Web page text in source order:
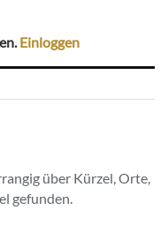
Einloggen
über Kürzel, Orte,
gefunden.